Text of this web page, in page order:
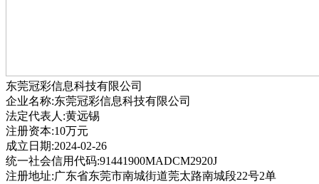
东莞冠彩信息科技有限公司
企业名称:东莞冠彩信息科技有限公司
法定代表人:黄远锡
注册资本:10万元
成立日期:2024-02-26
统一社会信用代码:91441900MADCM2920J
注册地址:广东省东莞市南城街道莞太路南城段22号2单